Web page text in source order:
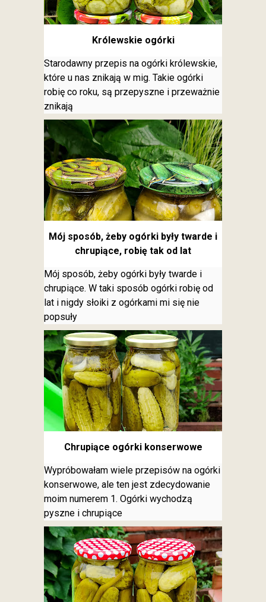
Królewskie ogórki
Starodawny przepis na ogórki królewskie,
które u nas znikają w mig. Takie ogórki
robię co roku, są przepyszne i przeważnie
znikają
Mój sposób, żeby ogórki były twarde i
chrupiące, robię tak od lat
Mój sposób, żeby ogórki były twarde i
chrupiące. W taki sposób ogórki robię od
lat i nigdy słoiki z ogórkami mi się nie
popsuły
Chrupiące ogórki konserwowe
Wypróbowałam wiele przepisów na ogórki
konserwowe, ale ten jest zdecydowanie
moim numerem 1. Ogórki wychodzą
pyszne i chrupiące